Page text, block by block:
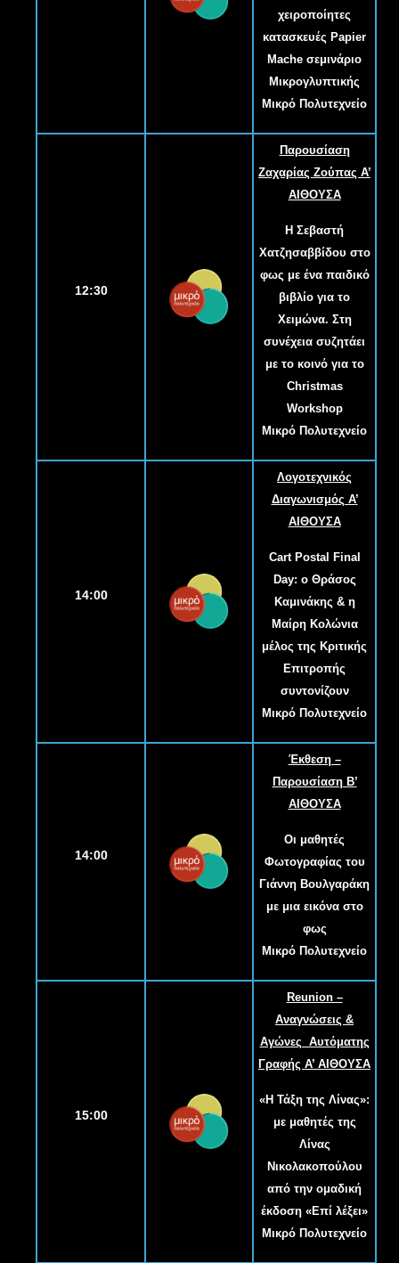
χειροποίητες
κατασκευές Papier
Mache σεμινάριο
Μικρογλυπτικής
Μικρό Πολυτεχνείο
12:30
Παρουσίαση
Ζαχαρίας Ζούπας Α’
ΑΙΘΟΥΣΑ
Η Σεβαστή
Χατζησαββίδου στο
φως με ένα παιδικό
βιβλίο για το
Χειμώνα. Στη
συνέχεια συζητάει
με το κοινό για το
Christmas
Workshop
Μικρό Πολυτεχνείο
14:00
Λογοτεχνικός
Διαγωνισμός Α’
ΑΙΘΟΥΣΑ
Cart Postal Final
Day: o Θράσος
Καμινάκης & η
Μαίρη Κολώνια
μέλος της Κριτικής
Επιτροπής
συντονίζουν
Μικρό Πολυτεχνείο
14:00
Έκθεση –
Παρουσίαση Β’
ΑΙΘΟΥΣΑ
Οι μαθητές
Φωτογραφίας του
Γιάννη Βουλγαράκη
με μια εικόνα στο
φως
Μικρό Πολυτεχνείο
15:00
Reunion –
Αναγνώσεις &
Αγώνες Αυτόματης
Γραφής Α’ ΑΙΘΟΥΣΑ
«Η Τάξη της Λίνας»:
με μαθητές της
Λίνας
Νικολακοπούλου
από την ομαδική
έκδοση «Επί λέξει»
Μικρό Πολυτεχνείο